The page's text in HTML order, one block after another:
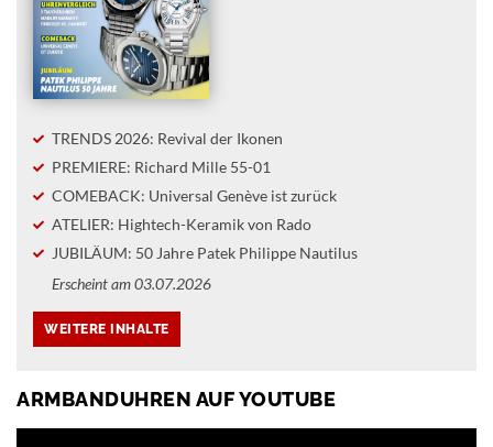
TRENDS 2026: Revival der Ikonen
PREMIERE: Richard Mille 55-01
COMEBACK: Universal Genève ist zurück
ATELIER: Hightech-Keramik von Rado
JUBILÄUM: 50 Jahre Patek Philippe Nautilus
Erscheint am 03.07.2026
ARMBANDUHREN AUF YOUTUBE